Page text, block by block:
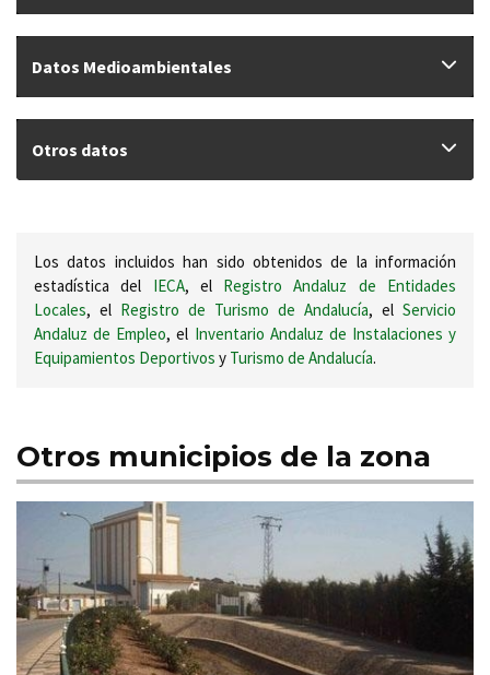
Datos Medioambientales
Otros datos
Los datos incluidos han sido obtenidos de la información
estadística del IECA, el Registro Andaluz de Entidades
Locales, el Registro de Turismo de Andalucía, el Servicio
Andaluz de Empleo, el Inventario Andaluz de Instalaciones y
Equipamientos Deportivos y Turismo de Andalucía.
Otros municipios de la zona